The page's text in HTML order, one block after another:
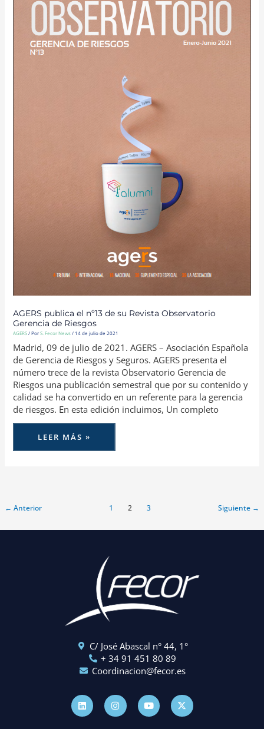
AGERS publica el nº13 de su Revista Observatorio
Gerencia de Riesgos
AGERS/ PorS. Fecor News/ 14 de julio de 2021
Madrid, 09 de julio de 2021. AGERS – Asociación Española
de Gerencia de Riesgos y Seguros. AGERS presenta el
número trece de la revista Observatorio Gerencia de
Riesgos una publicación semestral que por su contenido y
calidad se ha convertido en un referente para la gerencia
de riesgos. En esta edición incluimos, Un completo
EL
Nº13
SU
REVISTA
OBSERVATORIO
GERENCIA
DE
LEER MÁS »
← Anterior 1 2 3 Siguiente →
C/ José Abascal n° 44, 1°
+ 34 91 451 80 89
Coordinacion@fecor.es
L
i
n
k
I
n
s
t
Y
o
u
t
X
-
t
w